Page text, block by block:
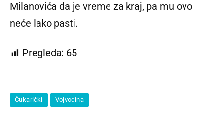
Milanovića da je vreme za kraj, pa mu ovo
neće lako pasti.
Pregleda: 65
Čukarički Vojvodina